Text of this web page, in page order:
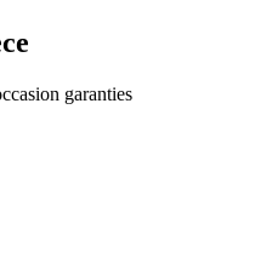
garanties